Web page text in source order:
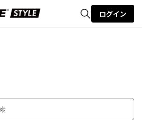
ログイン